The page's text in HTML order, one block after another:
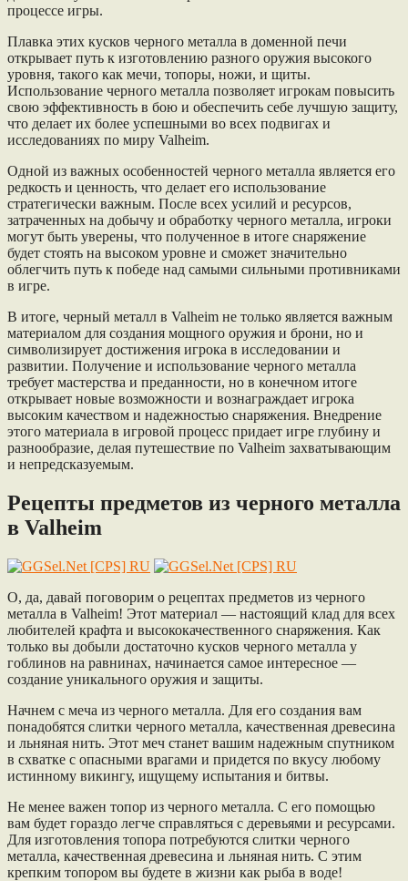
процессе игры.
Плавка этих кусков черного металла в доменной печи
открывает путь к изготовлению разного оружия высокого
уровня, такого как мечи, топоры, ножи, и щиты.
Использование черного металла позволяет игрокам повысить
свою эффективность в бою и обеспечить себе лучшую защиту,
что делает их более успешными во всех подвигах и
исследованиях по миру Valheim.
Одной из важных особенностей черного металла является его
редкость и ценность, что делает его использование
стратегически важным. После всех усилий и ресурсов,
затраченных на добычу и обработку черного металла, игроки
могут быть уверены, что полученное в итоге снаряжение
будет стоять на высоком уровне и сможет значительно
облегчить путь к победе над самыми сильными противниками
в игре.
В итоге, черный металл в Valheim не только является важным
материалом для создания мощного оружия и брони, но и
символизирует достижения игрока в исследовании и
развитии. Получение и использование черного металла
требует мастерства и преданности, но в конечном итоге
открывает новые возможности и вознаграждает игрока
высоким качеством и надежностью снаряжения. Внедрение
этого материала в игровой процесс придает игре глубину и
разнообразие, делая путешествие по Valheim захватывающим
и непредсказуемым.
Рецепты предметов из черного металла
в Valheim
О, да, давай поговорим о рецептах предметов из черного
металла в Valheim! Этот материал — настоящий клад для всех
любителей крафта и высококачественного снаряжения. Как
только вы добыли достаточно кусков черного металла у
гоблинов на равнинах, начинается самое интересное —
создание уникального оружия и защиты.
Начнем с меча из черного металла. Для его создания вам
понадобятся слитки черного металла, качественная древесина
и льняная нить. Этот меч станет вашим надежным спутником
в схватке с опасными врагами и придется по вкусу любому
истинному викингу, ищущему испытания и битвы.
Не менее важен топор из черного металла. С его помощью
вам будет гораздо легче справляться с деревьями и ресурсами.
Для изготовления топора потребуются слитки черного
металла, качественная древесина и льняная нить. С этим
крепким топором вы будете в жизни как рыба в воде!